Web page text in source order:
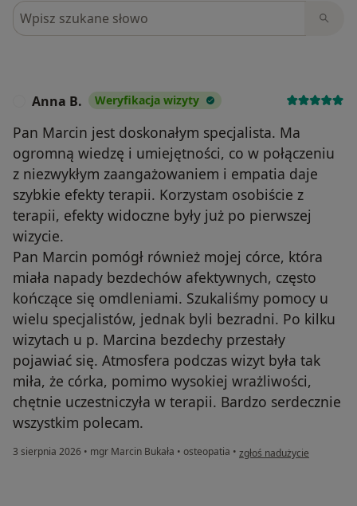
Szukaj w opiniach
Anna B. Weryfikacja wizyty
Pan Marcin jest doskonałym specjalista. Ma
ogromną wiedzę i umiejętności, co w połączeniu
z niezwykłym zaangażowaniem i empatia daje
szybkie efekty terapii. Korzystam osobiście z
terapii, efekty widoczne były już po pierwszej
wizycie.
Pan Marcin pomógł również mojej córce, która
miała napady bezdechów afektywnych, często
kończące się omdleniami. Szukaliśmy pomocy u
wielu specjalistów, jednak byli bezradni. Po kilku
wizytach u p. Marcina bezdechy przestały
pojawiać się. Atmosfera podczas wizyt była tak
miła, że córka, pomimo wysokiej wrażliwości,
chętnie uczestniczyła w terapii. Bardzo serdecznie
wszystkim polecam.
3 sierpnia 2026 • mgr Marcin Bukała • osteopatia • w opinii użytkownika Anna
zgłoś nadużycie